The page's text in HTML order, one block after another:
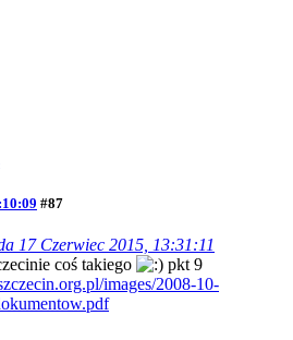
#87
17 Czerwiec 2015, 13:31:11
coś takiego
pkt 9
images/2008-10-